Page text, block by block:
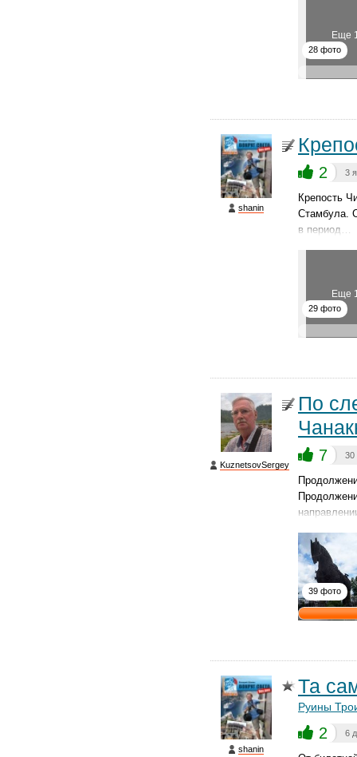
Еще
28 фото
shanin
2 3
Крепость
Стамбула.
в период…
Еще
29 фото
KuznetsovSergey
По
7 30
39 фото
shanin
Та
Руины
2 6